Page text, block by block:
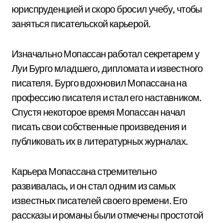
юриспруденцией и скоро бросил учебу, чтобы
заняться писательской карьерой.
Изначально Мопассан работал секретарем у
Луи Бурго младшего, дипломата и известного
писателя. Бурго вдохновил Мопассана на
профессию писателя и стал его наставником.
Спустя некоторое время Мопассан начал
писать свои собственные произведения и
публиковать их в литературных журналах.
Карьера Мопассана стремительно
развивалась, и он стал одним из самых
известных писателей своего времени. Его
рассказы и романы были отмечены простотой